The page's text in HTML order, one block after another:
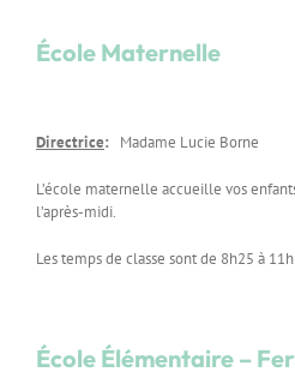
École Maternelle
Directrice: Madame Lucie Borne
L’école maternelle accueille vos
l’après-midi.
Les temps de classe sont de 8h25 à
École Élémentaire –